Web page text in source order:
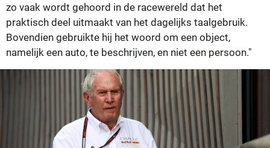
zo vaak wordt gehoord in de racewereld dat het
praktisch deel uitmaakt van het dagelijks taalgebruik.
Bovendien gebruikte hij het woord om een object,
namelijk een auto, te beschrijven, en niet een persoon."